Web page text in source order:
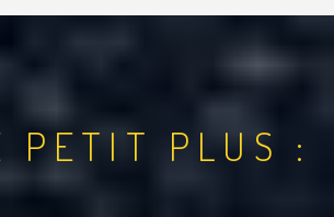
PETIT PLUS :